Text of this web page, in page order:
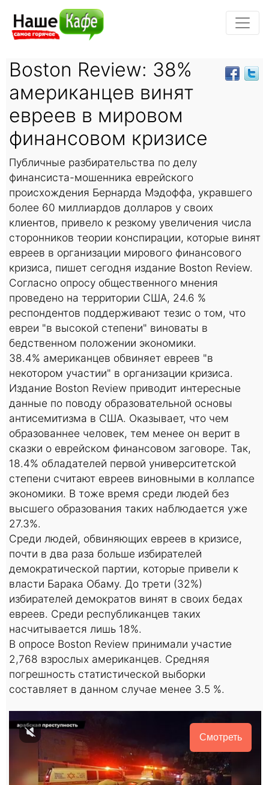
Boston Review: 38%
американцев винят
евреев в мировом
финансовом кризисе
Публичные разбирательства по делу
финансиста-мошенника еврейского
происхождения Бернарда Мэдоффа, укравшего
более 60 миллиардов долларов у своих
клиентов, привело к резкому увеличения числа
сторонников теории конспирации, которые винят
евреев в организации мирового финансового
кризиса, пишет сегодня издание Boston Review.
Согласно опросу общественного мнения
проведено на территории США, 24.6 %
респондентов поддерживают тезис о том, что
евреи "в высокой степени" виноваты в
бедственном положении экономики.
38.4% американцев обвиняет евреев "в
некотором участии" в организации кризиса.
Издание Boston Review приводит интересные
данные по поводу образовательной основы
антисемитизма в США. Оказывает, что чем
образованнее человек, тем менее он верит в
сказки о еврейском финансовом заговоре. Так,
18.4% обладателей первой университетской
степени считают евреев виновными в коллапсе
экономики. В тоже время среди людей без
высшего образования таких наблюдается уже
27.3%.
Среди людей, обвиняющих евреев в кризисе,
почти в два раза больше избирателей
демократической партии, которые привели к
власти Барака Обаму. До трети (32%)
избирателей демократов винят в своих бедах
евреев. Среди республиканцев таких
насчитывается лишь 18%.
В опросе Boston Review принимали участие
2,768 взрослых американцев. Средняя
погрешность статистической выборки
составляет в данном случае менее 3.5 %.
Смотреть